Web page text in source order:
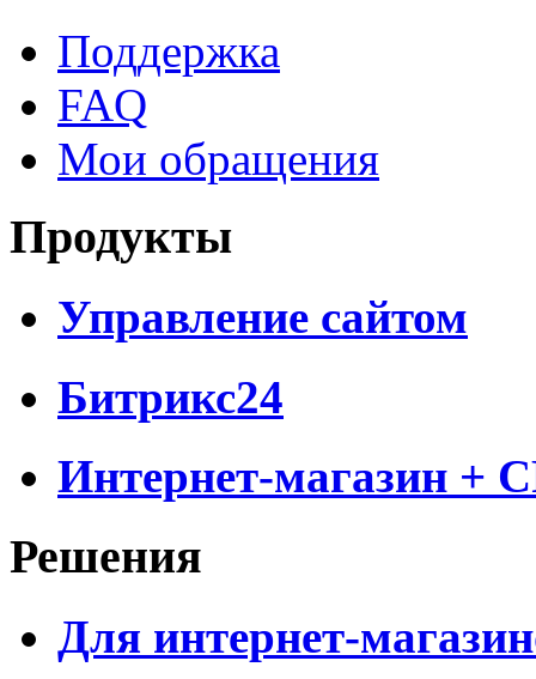
Поддержка
FAQ
Мои обращения
Продукты
Управление сайтом
Битрикс24
Интернет-магазин +
Решения
Для интернет-